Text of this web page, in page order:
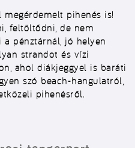
pihenés is!
feltöltődni, de nem
pénztárnál, jó helyen
strandot és vízi
ahol diákjeggyel is baráti
szó beach-hangulatról,
pihenésről.